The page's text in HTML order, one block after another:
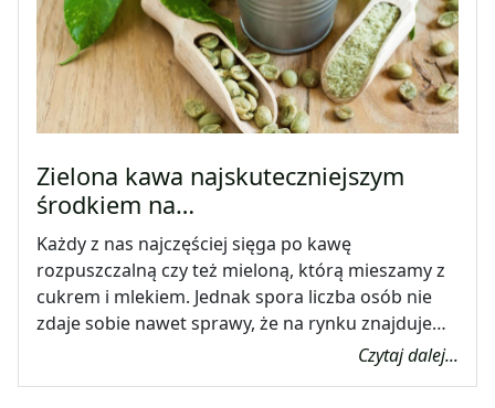
Zielona kawa najskuteczniejszym
środkiem na…
Każdy z nas najczęściej sięga po kawę
rozpuszczalną czy też mieloną, którą mieszamy z
cukrem i mlekiem. Jednak spora liczba osób nie
zdaje sobie nawet sprawy, że na rynku znajduje…
Czytaj dalej...